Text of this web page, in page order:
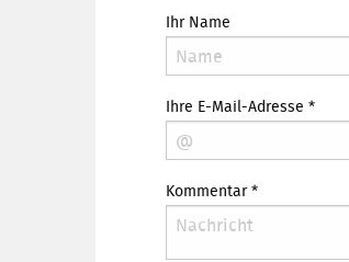
Ihr Name
Ihre E-Mail-Adresse *
Kommentar*